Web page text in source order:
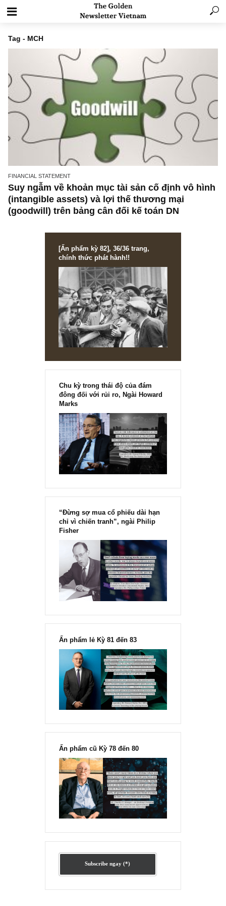
Tag - MCH
FINANCIAL STATEMENT
Suy ngẫm về khoản mục tài sản cố định vô
(goodwill) trên bảng cân đối kế toán DN
[Ấn phẩm kỳ 82], 36/36 trang,
chính thức phát hành!!
Chu kỳ trong thái độ của đám
đông đối với rủi ro, Ngài Howard
Marks
“Đừng sợ mua cổ phiếu dài hạn
chỉ vì chiến tranh”, ngài Philip
Fisher
Ấn phẩm lẻ Kỳ 81 đến 83
Ấn phẩm cũ Kỳ 78 đến 80